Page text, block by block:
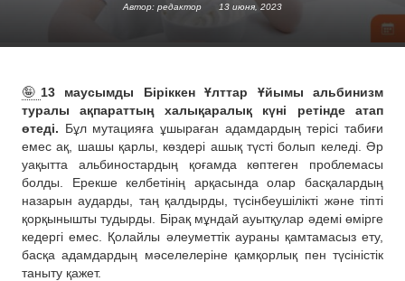
Автор: редактор 13 июня, 2023
🤪 13 маусымды Біріккен Ұлттар Ұйымы альбинизм
туралы ақпараттың халықаралық күні ретінде атап
өтеді. Бұл мутацияға ұшыраған адамдардың терісі табиғи
емес ақ, шашы қарлы, көздері ашық түсті болып келеді. Әр
уақытта альбиностардың қоғамда көптеген проблемасы
болды. Ерекше келбетінің арқасында олар басқалардың
назарын аударды, таң қалдырды, түсінбеушілікті және тіпті
қорқынышты тудырды. Бірақ мұндай ауытқулар әдемі өмірге
кедергі емес. Қолайлы әлеуметтік аураны қамтамасыз ету,
басқа адамдардың мәселелеріне қамқорлық пен түсіністік
таныту қажет.